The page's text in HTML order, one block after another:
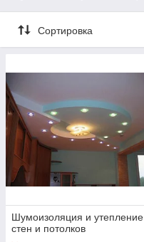
Сортировка
Шумоизоляция и утепление
стен и потолков